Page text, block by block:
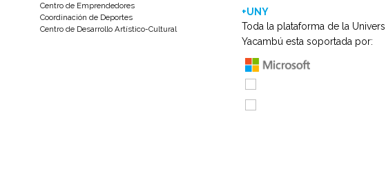
Centro de Emprendedores
Coordinación de Deportes
Centro de Desarrollo Artístico-Cultural
+UNY
Toda la plataforma de la
Yacambú esta soportada por: